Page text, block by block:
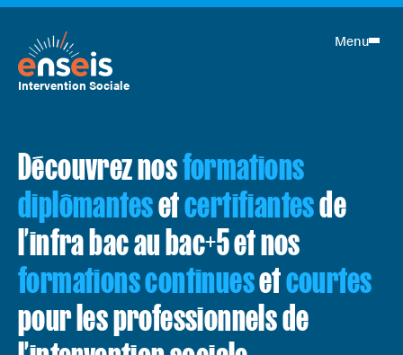
Intervention Sociale
Menu
Découvrez nosformations
diplômantesetcertifiantesde
l’infra bac au bac+5 et nos
formations continuesetcourtes
pour les professionnels de